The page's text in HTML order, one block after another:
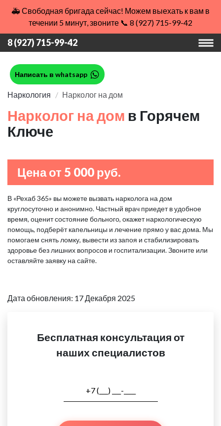
🚑 Свободная бригада сейчас! Можем выехать к вам в
течении 5 минут, звоните 📞 8 (927) 715-99-42
8 (927) 715-99-42
Написать в whatsapp
Наркология Нарколог на дом
Нарколог на дом в Горячем
Ключе
Цена от 5 000 руб.
В «Рехаб 365» вы можете вызвать нарколога на дом
круглосуточно и анонимно. Частный врач приедет в удобное
время, оценит состояние больного, окажет наркологическую
помощь, подберёт капельницы и лечение прямо у вас дома. Мы
помогаем снять ломку, вывести из запоя и стабилизировать
здоровье без лишних вопросов и госпитализации. Звоните или
оставляйте заявку на сайте.
Дата обновления: 17 Декабря 2025
Бесплатная консультация от
наших специалистов